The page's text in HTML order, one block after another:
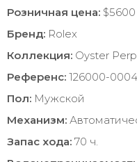
Розничная цена: $5600
Бренд: Rolex
Коллекция: Oyster
Референс: 126000-0004
Пол: Мужской
Механизм:
Запас хода: 70 ч.